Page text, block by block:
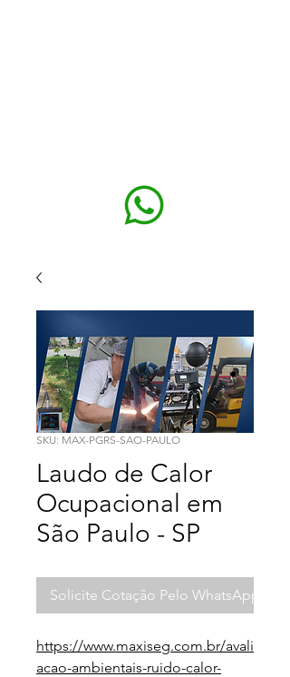
SKU: MAX-PGRS-SAO-PAULO
Laudo de Calor
Ocupacional em
São Paulo - SP
Solicite Cotação Pelo WhatsApp
https://www.maxiseg.com.br/avali
acao-ambientais-ruido-calor-